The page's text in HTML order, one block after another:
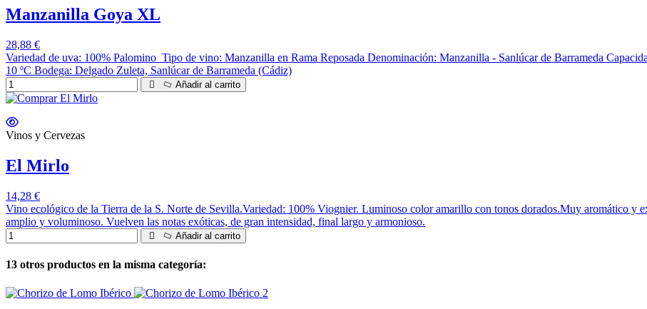
Manzanilla Goya XL
28,88 €
Variedad de uva: 100% Palomino Tipo de vino: Manzanilla en Rama Reposada Denominación: Manzanilla - Sanlúcar de Barrameda
10 ºC Bodega: Delgado Zuleta, Sanlúcar de Barrameda (Cádiz)
Añadir al carrito
Vinos y Cervezas
El Mirlo
14,28 €
Vino ecológico de la Tierra de la S. Norte de Sevilla.Variedad: 100% Viognier. Luminoso color amarillo con tonos dorados.Muy aromático y
amplio y voluminoso. Vuelven las notas exóticas, de gran intensidad, final largo y armonioso.
Añadir al carrito
13 otros productos en la misma categoría: